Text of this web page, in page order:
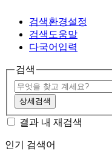
검색환경설정
검색도움말
다국어입력
검색
상세검색
결과 내 재검색
인기 검색어